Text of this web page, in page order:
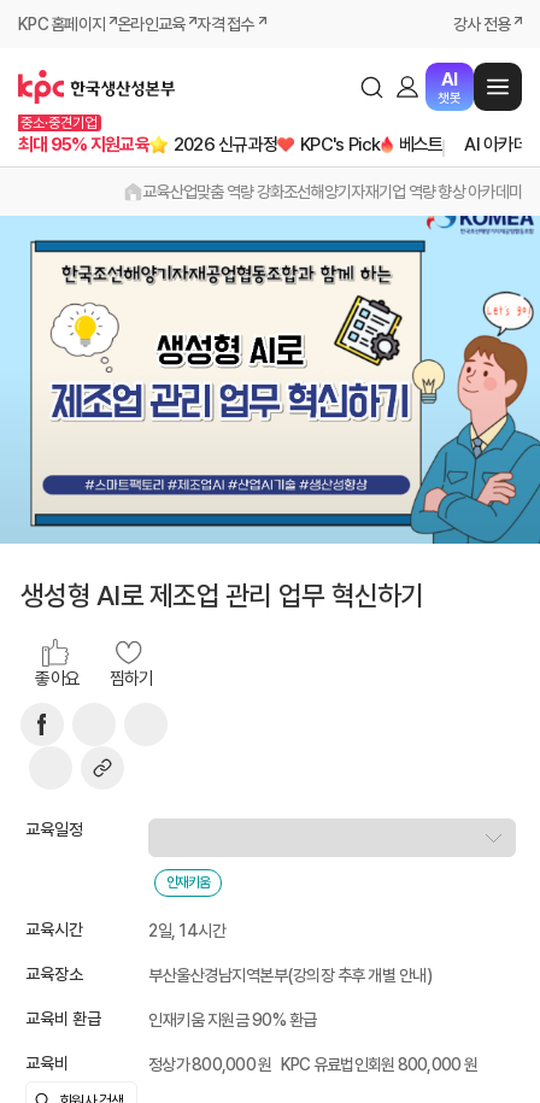
KPC 홈페이지 온라인교육 자격 접수 강사 전용
AI
챗봇
중소·중견기업
최대 95% 지원교육 2026 신규과정 KPC's Pick 베스트 AI 아카데
교육산업맞춤 역량 강화조선해양기자재기업 역량 향상 아카데미
생성형 AI로 제조업 관리 업무 혁신하기
좋아요 찜하기
교육일정
인재키움
교육시간 2일, 14시간
교육장소 부산울산경남지역본부(강의장 추후 개별 안내)
교육비 환급 인재키움 지원금 90% 환급
교육비 정상가 800,000 원 KPC 유료법인회원 800,000 원